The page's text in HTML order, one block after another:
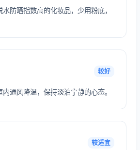
防晒指数高的化妆品，少用粉底，
较好
通风降温，保持淡泊宁静的心态。
较适宜